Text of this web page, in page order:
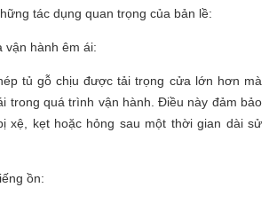
tác dụng quan trọng của bản lề:
vận hành êm ái:
tủ gỗ chịu được tải trọng cửa lớn hơn mà
trong quá trình vận hành. Điều này đảm bảo
xệ, kẹt hoặc hỏng sau một thời gian dài sử
ồn: